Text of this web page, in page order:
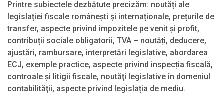
Printre subiectele dezbătute precizăm: noutăți ale
legislației fiscale românești și internaționale, prețurile de
transfer, aspecte privind impozitele pe venit și profit,
contribuții sociale obligatorii, TVA – noutăți, deducere,
ajustări, rambursare, interpretări legislative, abordarea
ECJ, exemple practice, aspecte privind inspecția fiscală,
controale și litigii fiscale, noutăţi legislative în domeniul
contabilităţii, aspecte privind legislația de mediu.